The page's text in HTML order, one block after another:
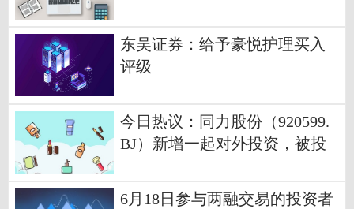
东吴证券：给予豪悦护理买入
评级
今日热议：同力股份（920599.
BJ）新增一起对外投资，被投
份有限公司
6月18日参与两融交易的投资者